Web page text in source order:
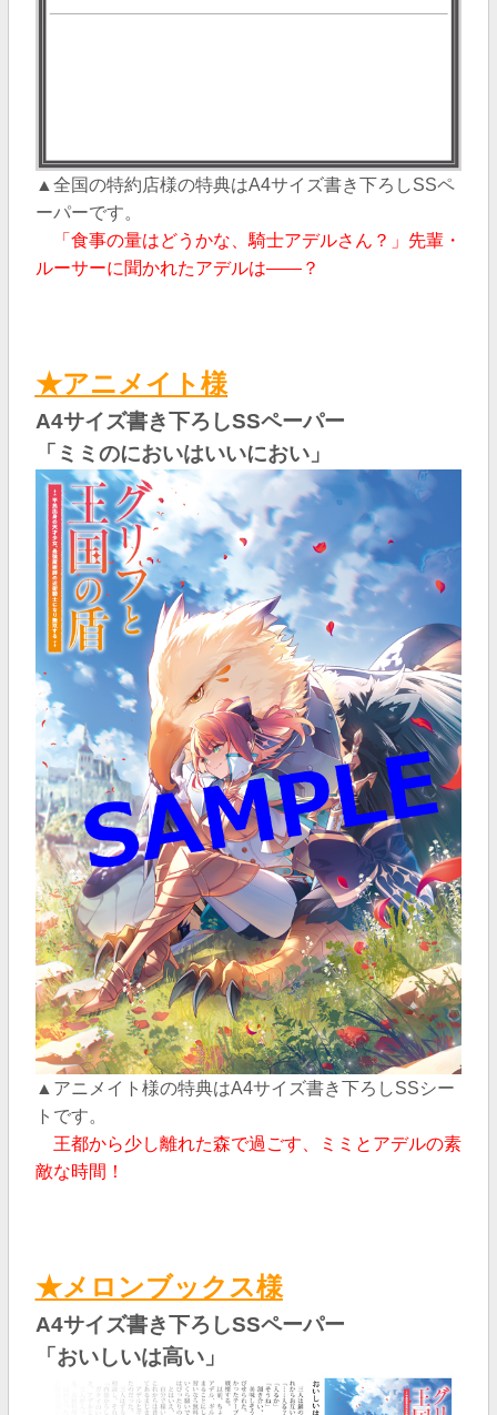
▲全国の特約店様の特典はA4サイズ書き下ろしSSペ
ーパーです。
「食事の量はどうかな、騎士アデルさん？」先輩・
ルーサーに聞かれたアデルは――？
★アニメイト様
A4サイズ書き下ろしSSペーパー
「 ミミのにおいはいいにおい」
▲アニメイト様の特典はA4サイズ書き下ろしSSシー
トです。
王都から少し離れた森で過ごす、ミミとアデルの素
敵な時間！
★メロンブックス様
A4サイズ書き下ろしSSペーパー
「おいしいは高い」